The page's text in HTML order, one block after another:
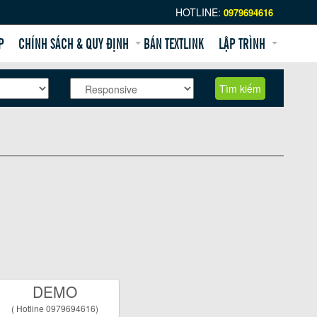
HOTLINE: 0979694616
Chính sách và quy định chung
Hướng dẫn mua hàng
CHÍNH SÁCH & QUY ĐỊNH BÁN TEXTLINK LẬP TRÌNH
Tìm kiếm
DEMO
( Hotline 0979694616)